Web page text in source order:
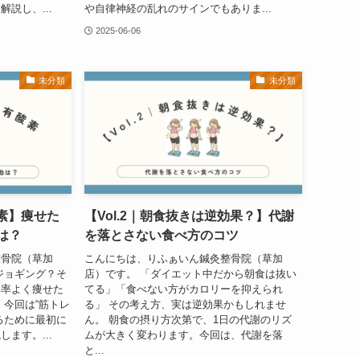
説し、...
や自律神経の乱れのサインでもありま...
2025-06-06
未分類
】痩せた
？
院（草加
ョギング？そ
よく痩せた
回は“筋トレ
ために最初に
ます。...
未分類
【Vol.2｜朝食抜きは逆効果？】代謝
を落とさない食べ方のコツ
こんにちは、りふぁいん鍼灸整骨院（草加
店）です。 「ダイエット中だから朝食は抜い
てる」「食べない方がカロリーを抑えられ
る」 その考え方、実は逆効果かもしれませ
ん。 朝食の摂り方次第で、1日の代謝のリズ
ムが大きく変わります。今回は、代謝を落
と...